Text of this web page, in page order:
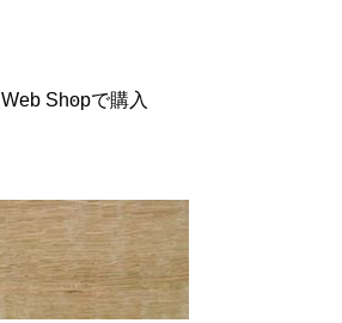
Web Shopで購入